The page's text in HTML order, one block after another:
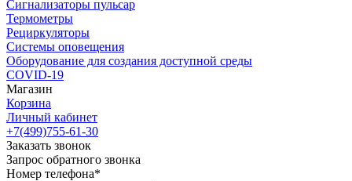
Сигнализаторы пульсар
Термометры
Рециркуляторы
Cистемы оповещения
Оборудование для создания доступной среды
COVID-19
Магазин
Корзина
Личный кабинет
+7(499)755-61-30
Заказать звонок
Запрос обратного звонка
Номер телефона*